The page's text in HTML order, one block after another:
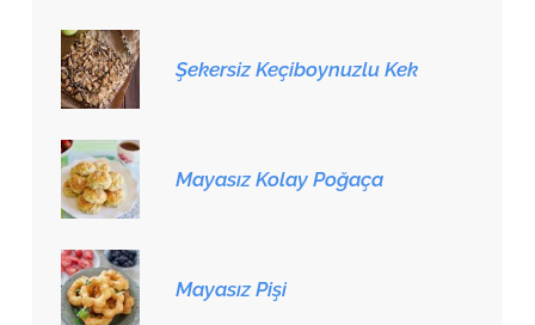
Şekersiz Keçiboynuzlu Kek
Mayasız Kolay Poğaça
Mayasız Pişi